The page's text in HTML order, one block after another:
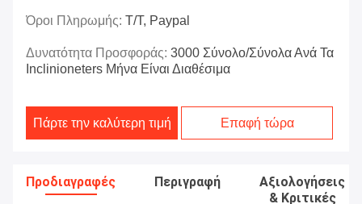
Όροι Πληρωμής: T/T, Paypal
Δυνατότητα Προσφοράς: 3000 Σύνολο/σύνολα Ανά Τα
Inclinioneters Μήνα Είναι Διαθέσιμα
Πάρτε την καλύτερη τιμή Επαφή τώρα
Προδιαγραφές Περιγραφή
Αξιολογήσεις
& Κριτικές